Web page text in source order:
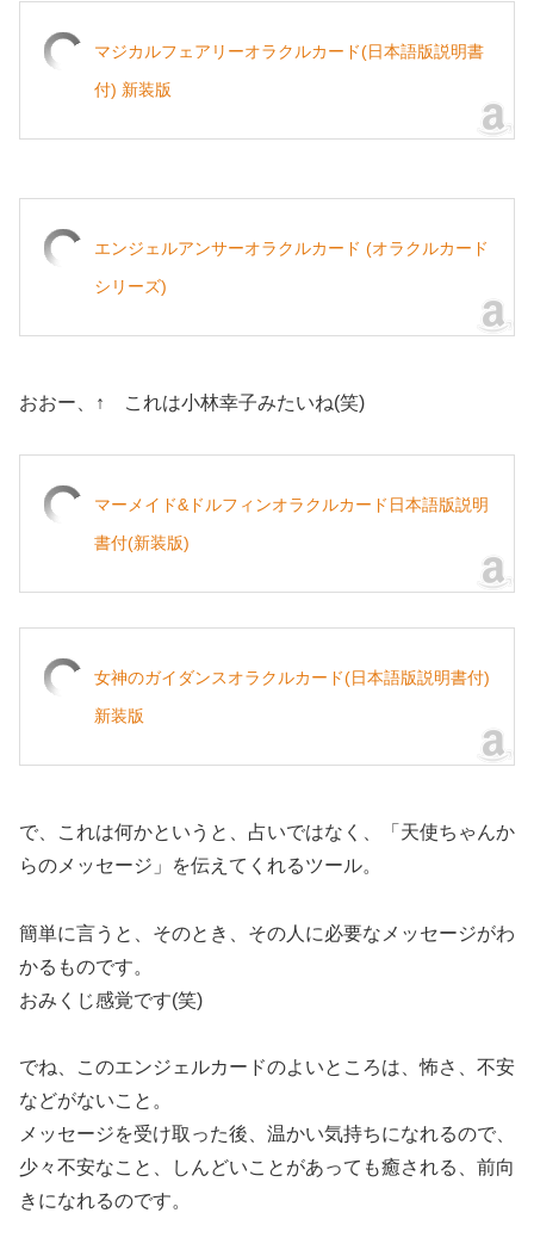
マジカルフェアリーオラクルカード(日本語版説明書
付) 新装版
エンジェルアンサーオラクルカード (オラクルカード
シリーズ)
おおー、↑ これは小林幸子みたいね(笑)
マーメイド&ドルフィンオラクルカード日本語版説明
書付(新装版)
女神のガイダンスオラクルカード(日本語版説明書付)
新装版
で、これは何かというと、占いではなく、「天使ちゃんか
らのメッセージ」を伝えてくれるツール。
簡単に言うと、そのとき、その人に必要なメッセージがわ
かるものです。
おみくじ感覚です(笑)
でね、このエンジェルカードのよいところは、怖さ、不安
などがないこと。
メッセージを受け取った後、温かい気持ちになれるので、
少々不安なこと、しんどいことがあっても癒される、前向
きになれるのです。